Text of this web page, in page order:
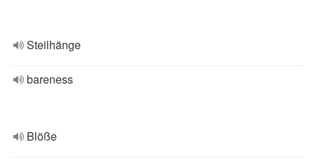
Steilhänge
bareness
Blöße